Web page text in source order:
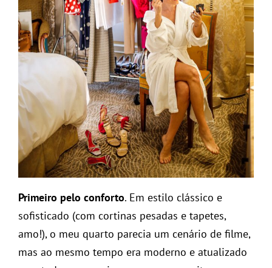
Primeiro pelo conforto. Em estilo clássico e
sofisticado (com cortinas pesadas e tapetes,
amo!), o meu quarto parecia um cenário de filme,
mas ao mesmo tempo era moderno e atualizado